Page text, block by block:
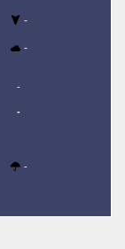
-
-
-
-
-